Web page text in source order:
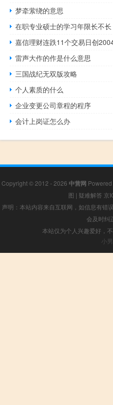
梦牵萦绕的意思
在职专业硕士的学习年限长不长
嘉信理财连跌11个交易日创
雷声大作的作是什么意思
三国战纪无双版攻略
个人素质的什么
企业变更公司章程的程序
会计上岗证怎么办
Copyright © 2012 - 2026 中营网
图 | 疑难解答 京
声明：本站内容来自互联网，如信息有错
会及时纠
本站仅为个人兴趣爱好，
小